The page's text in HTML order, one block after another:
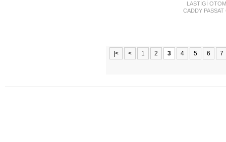
LASTİGİ
CADDY
|< < 1 2 3 4 5 6 7